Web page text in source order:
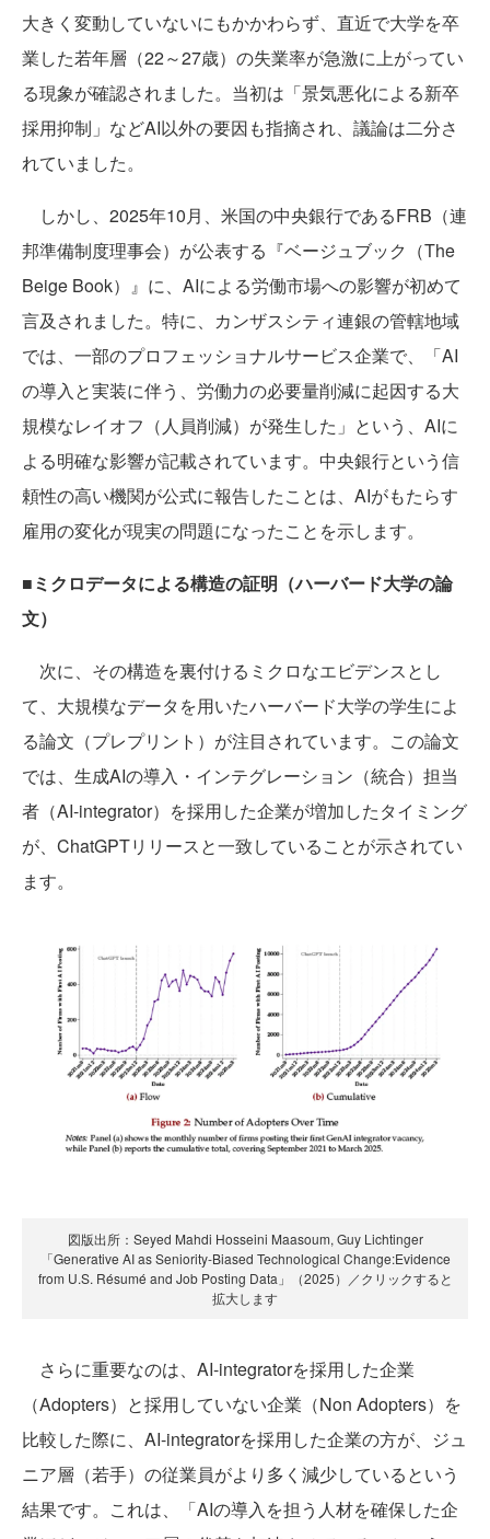
大きく変動していないにもかかわらず、直近で大学を卒
業した若年層（22～27歳）の失業率が急激に上がってい
る現象が確認されました。当初は「景気悪化による新卒
採用抑制」などAI以外の要因も指摘され、議論は二分さ
れていました。
しかし、2025年10月、米国の中央銀行であるFRB（連
邦準備制度理事会）が公表する『ベージュブック（The
Beige Book）』に、AIによる労働市場への影響が初めて
言及されました。特に、カンザスシティ連銀の管轄地域
では、一部のプロフェッショナルサービス企業で、「AI
の導入と実装に伴う、労働力の必要量削減に起因する大
規模なレイオフ（人員削減）が発生した」という、AIに
よる明確な影響が記載されています。中央銀行という信
頼性の高い機関が公式に報告したことは、AIがもたらす
雇用の変化が現実の問題になったことを示します。
■ミクロデータによる構造の証明（ハーバード大学の論
文）
次に、その構造を裏付けるミクロなエビデンスとし
て、大規模なデータを用いたハーバード大学の学生によ
る論文（プレプリント）が注目されています。この論文
では、生成AIの導入・インテグレーション（統合）担当
者（AI-integrator）を採用した企業が増加したタイミング
が、ChatGPTリリースと一致していることが示されてい
ます。
図版出所：Seyed Mahdi Hosseini Maasoum, Guy Lichtinger
「Generative AI as Seniority-Biased Technological Change:Evidence
from U.S. Résumé and Job Posting Data」（2025）／クリックすると
拡大します
さらに重要なのは、AI-integratorを採用した企業
（Adopters）と採用していない企業（Non Adopters）を
比較した際に、AI-integratorを採用した企業の方が、ジュ
ニア層（若手）の従業員がより多く減少しているという
結果です。これは、「AIの導入を担う人材を確保した企